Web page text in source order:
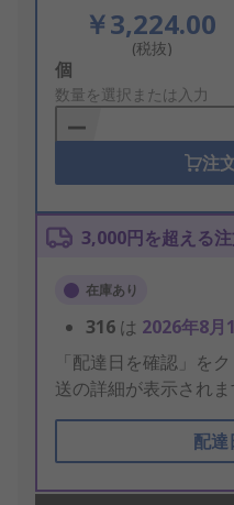
￥3,224.00
(税抜)
Add
to
Basket
個
数量を選択または入力
注
3,000円を超える
在庫あり
316 は 2026年8月
「配達日を確認」を
送の詳細が表示されま
配達